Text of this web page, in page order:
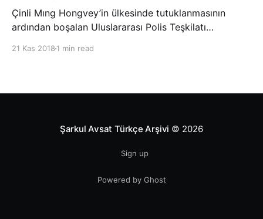
Çinli Mıng Hongvey’in ülkesinde tutuklanmasının
ardından boşalan Uluslararası Polis Teşkilatı
21 Kas 2018 1 min read
Şarkul Avsat Türkçe Arşivi © 2026
Sign up
Powered by Ghost